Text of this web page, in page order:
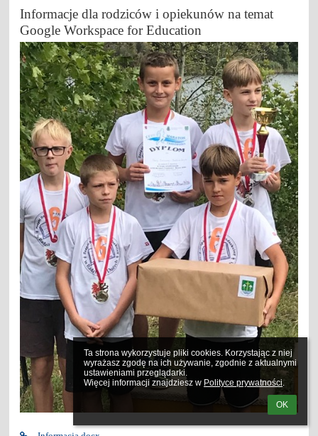
Ta strona wykorzystuje pliki cookies. Korzystając z niej
wyrażasz zgodę na ich używanie, zgodnie z aktualnymi
ustawieniami przeglądarki.
Więcej informacji znajdziesz w Polityce prywatności.
OK
Informacje dla rodziców i opiekunów na temat
Google Workspace for Education